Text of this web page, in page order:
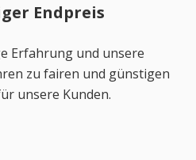
Endpreis
Erfahrung und unsere
zu fairen und günstigen
unsere Kunden.